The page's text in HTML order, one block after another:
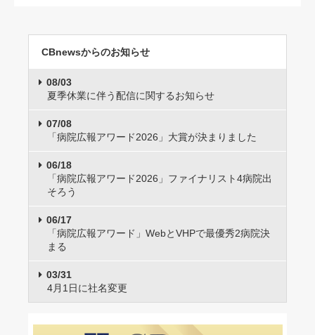
CBnewsからのお知らせ
08/03
夏季休業に伴う配信に関するお知らせ
07/08
「病院広報アワード2026」大賞が決まりました
06/18
「病院広報アワード2026」ファイナリスト4病院出
そろう
06/17
「病院広報アワード」WebとVHPで最優秀2病院決
まる
03/31
4月1日に社名変更